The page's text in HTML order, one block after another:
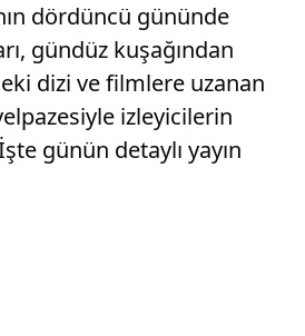
dördüncü gününde
gündüz kuşağından
dizi ve filmlere uzanan
izleyicilerin
İşte günün detaylı yayın